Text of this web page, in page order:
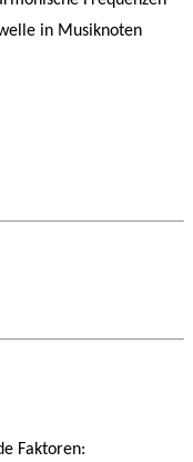
in Musiknoten
Faktoren: